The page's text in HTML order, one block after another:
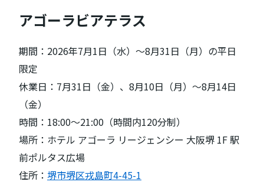
アゴーラビアテラス
期間：2026年7月1日（水）〜8月31日（月）の平日
限定
休業日：7月31日（金）、8月10日（月）〜8月14日
（金）
時間：18:00〜21:00（時間内120分制）
場所：ホテル アゴーラ リージェンシー 大阪堺 1F 駅
前ポルタス広場
住所： 堺市堺区戎島町4-45-1